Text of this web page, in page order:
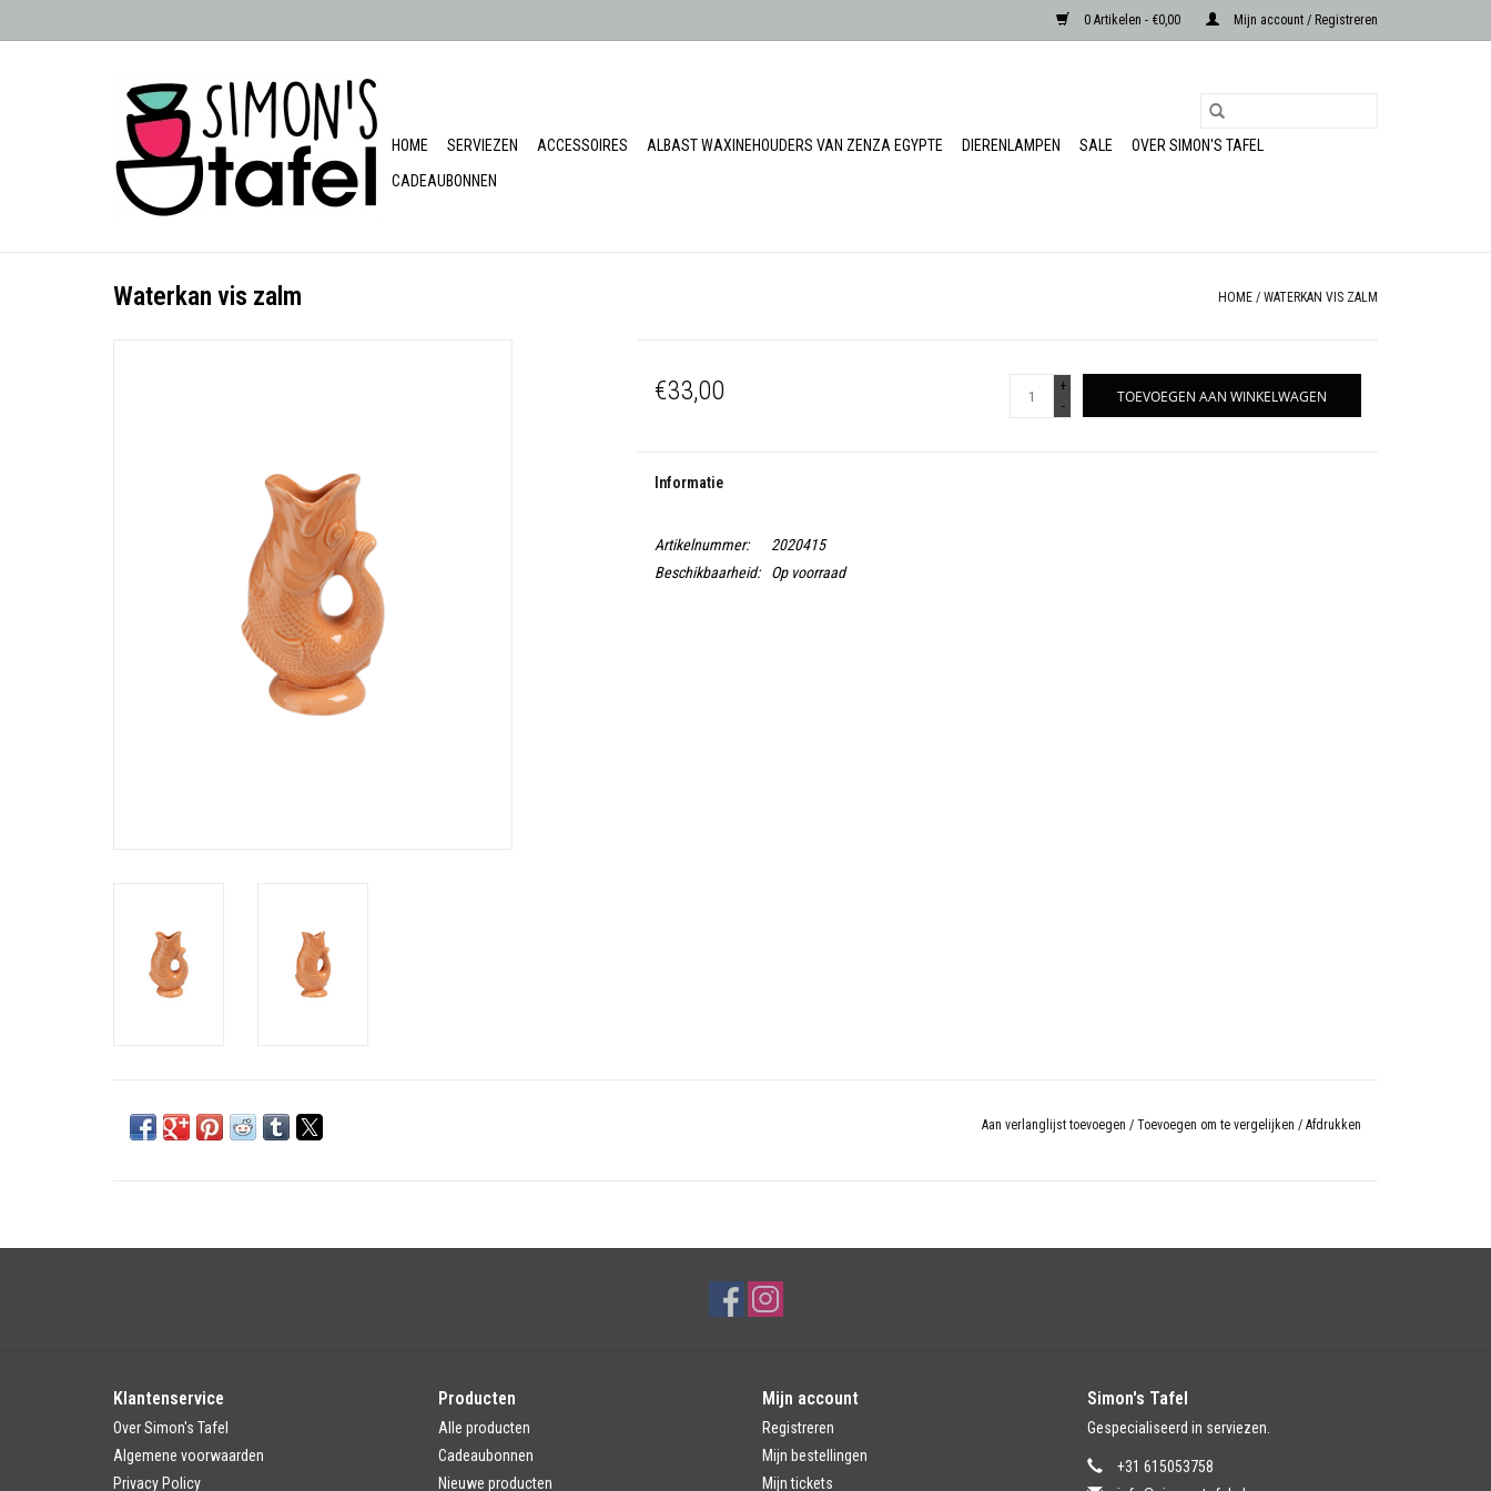
0 Artikelen - €0,00 Mijn account / Registreren
HOME SERVIEZEN ACCESSOIRES ALBAST WAXINEHOUDERS VAN ZENZA EGYPTE DIERENLAMPEN SALE
OVER SIMON'S TAFEL
CADEAUBONNEN
Waterkan vis zalm HOME / WATERKAN VIS ZALM
€33,00
+
-
TOEVOEGEN AAN WINKELWAGEN
Informatie
Artikelnummer:
2020415
Beschikbaarheid:
Op voorraad
Aan verlanglijst toevoegen / Toevoegen om te vergelijken / Afdrukken
Klantenservice
Over Simon's Tafel
Algemene voorwaarden
Privacy Policy
Producten
Alle producten
Cadeaubonnen
Nieuwe producten
Mijn account
Registreren
Mijn bestellingen
Mijn tickets
Simon's Tafel
Gespecialiseerd in serviezen.
+31 615053758